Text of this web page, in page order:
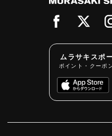
ムラサキスポ
ポイント・クーポ